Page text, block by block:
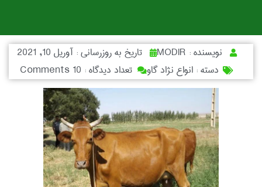
نویسنده : تاریخ به روزرسانی :آوریل 10, 2021
دسته : انواع نژاد گاو تعداد دیدگاه : 10 Comments